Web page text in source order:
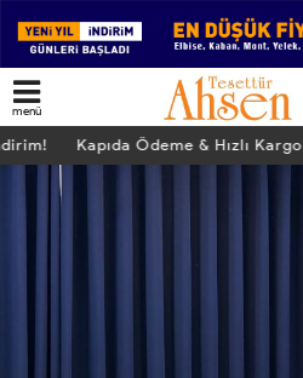
menü
Kapıda Ödeme & Hızlı Kargo